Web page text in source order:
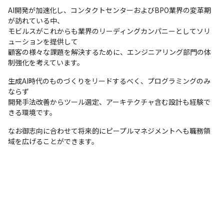
AI開発が加速化し、コンタクトセンターおよびBPO業界の変革期
が訪れている中、
モビルスがこれからも業界のリーディングカンパニーとしてソリ
ューションを提供して
顧客の様々な課題を解決するために、エンジニアリング部門の体
制強化を考えています。
生成AI時代のものづくりをリードするべく、プログラミングのみ
ならず
開発手法改善からツール選定、アーキテクチャ含む設計も経験で
きる環境です。
なお御志向に合わせて将来的にピープルマネジメントへも職務領
域を広げることができます。